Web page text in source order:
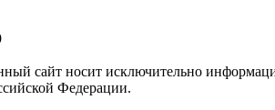
сайт носит исключительно
Федерации.